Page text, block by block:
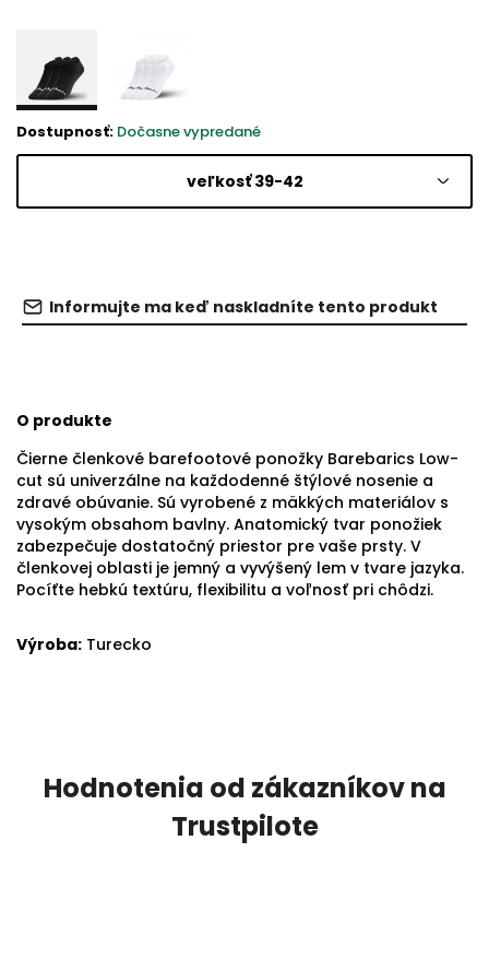
Dostupnosť: Dočasne vypredané
veľkosť 39-42
Informujte ma keď naskladníte tento produkt
O produkte
Čierne členkové barefootové ponožky Barebarics Low-
cut sú univerzálne na každodenné štýlové nosenie a
zdravé obúvanie. Sú vyrobené z mäkkých materiálov s
vysokým obsahom bavlny. Anatomický tvar ponožiek
zabezpečuje dostatočný priestor pre vaše prsty. V
členkovej oblasti je jemný a vyvýšený lem v tvare jazyka.
Pocíťte hebkú textúru, flexibilitu a voľnosť pri chôdzi.
Výroba: Turecko
Hodnotenia od zákazníkov na
Trustpilote